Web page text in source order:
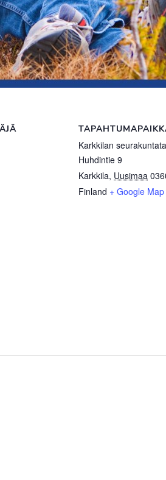
Karkkilan
Huhdintie 9
Karkkila, Uusimaa
Finland + Google Map